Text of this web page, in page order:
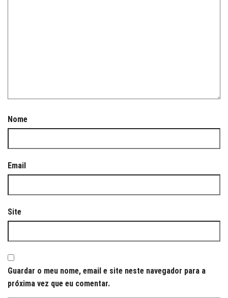
Nome
Email
Site
Guardar o meu nome, email e site neste navegador para a
próxima vez que eu comentar.